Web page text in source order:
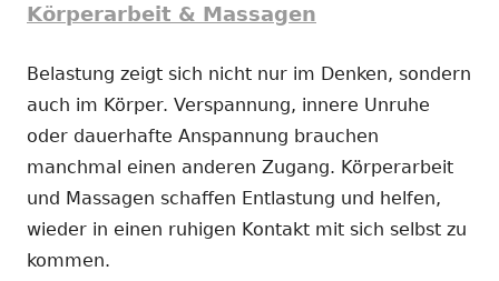
Körperarbeit & Massagen
Belastung zeigt sich nicht nur im Denken, sondern
auch im Körper. Verspannung, innere Unruhe
oder dauerhafte Anspannung brauchen
manchmal einen anderen Zugang. Körperarbeit
und Massagen schaffen Entlastung und helfen,
wieder in einen ruhigen Kontakt mit sich selbst zu
kommen.